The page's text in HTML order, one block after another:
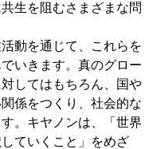
生を阻むさまざまな問
動を通じて、これらを
いきます。真のグロー
してはもちろん、国や
係をつくり、社会的な
。キヤノンは、「世界
ていくこと」をめざ